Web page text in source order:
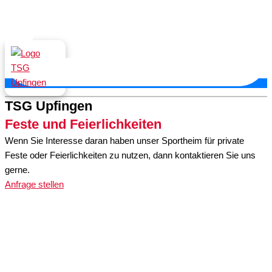
TSG Upfingen
Feste und Feierlichkeiten
Wenn Sie Interesse daran haben unser Sportheim für private
Feste oder Feierlichkeiten zu nutzen, dann kontaktieren Sie uns
gerne.
Anfrage stellen